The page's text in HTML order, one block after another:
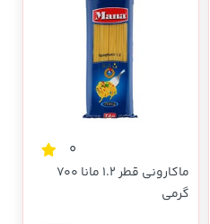
0
ماکارونی قطر 1.2 مانا 700
گرمی